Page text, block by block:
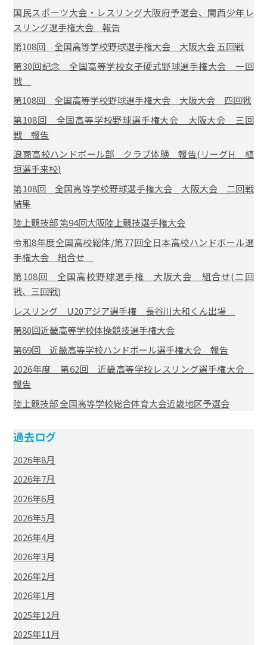
国民スポーツ大会・レスリング大阪府予選会、関西少年レ
スリング選手権大会 報告
第108回 全国高等学校野球選手権大会 大阪大会 五回戦
第30回記念 全国高等学校女子硬式野球選手権大会 一回
戦
第108回 全国高等学校野球選手権大会 大阪大会 四回戦
第108回 全国高等学校野球選手権大会 大阪大会 三回
戦 報告
浪商高校ハンドボール部 クラブ体験 報告(リーグH 植
垣選手来校)
第108回 全国高等学校野球選手権大会 大阪大会 二回戦
結果
陸上競技部 第94回大阪陸上競技選手権大会
令和8年度全国高校総体/第77回全日本高校ハンドボール選
手権大会 組合せ
第108回 全国高校野球選手権 大阪大会 組合せ(二回
戦、三回戦)
レスリング U20アジア選手権 長谷川大和くん出場
第80回近畿高等学校体操競技選手権大会
第69回 近畿高等学校ハンドボール選手権大会 報告
2026年度 第62回 近畿高等学校レスリング選手権大会
報告
陸上競技部 全国高等学校総合体育大会近畿地区予選会
過去ログ
2026年8月
2026年7月
2026年6月
2026年5月
2026年4月
2026年3月
2026年2月
2026年1月
2025年12月
2025年11月